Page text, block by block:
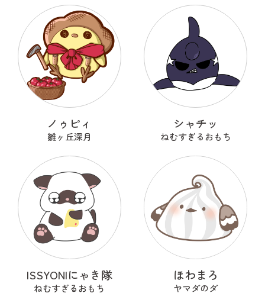
ノゥピィ
雛ヶ丘深月
シャチッ
ねむすぎるおもち
ISSYONIにゃき隊
ねむすぎるおもち
ほわまろ
ヤマダのダ